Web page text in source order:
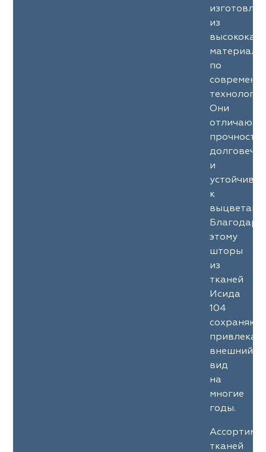
из
по
Они
и
к
Благодаря
этому
шторы
из
тканей
Исида
104
сохраняют
внешний
вид
на
многие
годы.
тканей